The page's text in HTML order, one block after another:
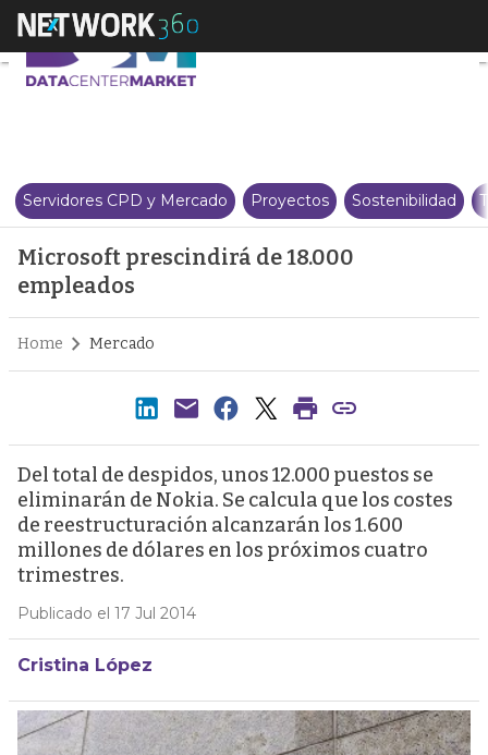
Microsoft prescindirá de 18.000
Servidores CPD y Mercado Proyectos Sostenibilidad
Microsoft prescindirá de 18.000
empleados
Home Mercado
Del total de despidos, unos 12.000 puestos se
eliminarán de Nokia. Se calcula que los costes
de reestructuración alcanzarán los 1.600
millones de dólares en los próximos cuatro
trimestres.
Publicado el 17 Jul 2014
Cristina López